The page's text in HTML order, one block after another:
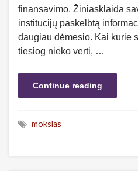
finansavimo. Žiniasklaida
institucijų paskelbtą
daugiau dėmesio. Kai kurie
tiesiog nieko verti, …
Continue reading
mokslas